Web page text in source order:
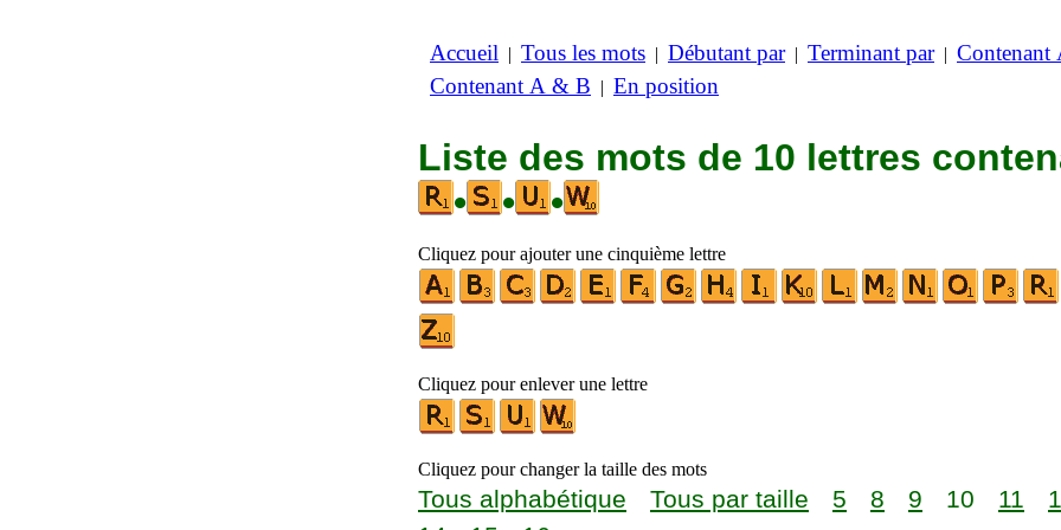
Accueil | Tous les mots | Débutant par| Terminant par| Contenant
Contenant A & B | En position
Liste des mots de 10 lettres
•
• •
Cliquez pour ajouter une cinquième lettre
Cliquez pour enlever une lettre
Cliquez pour changer la taille des mots
Tous alphabétique Tous par taille 5 8 9 10 11